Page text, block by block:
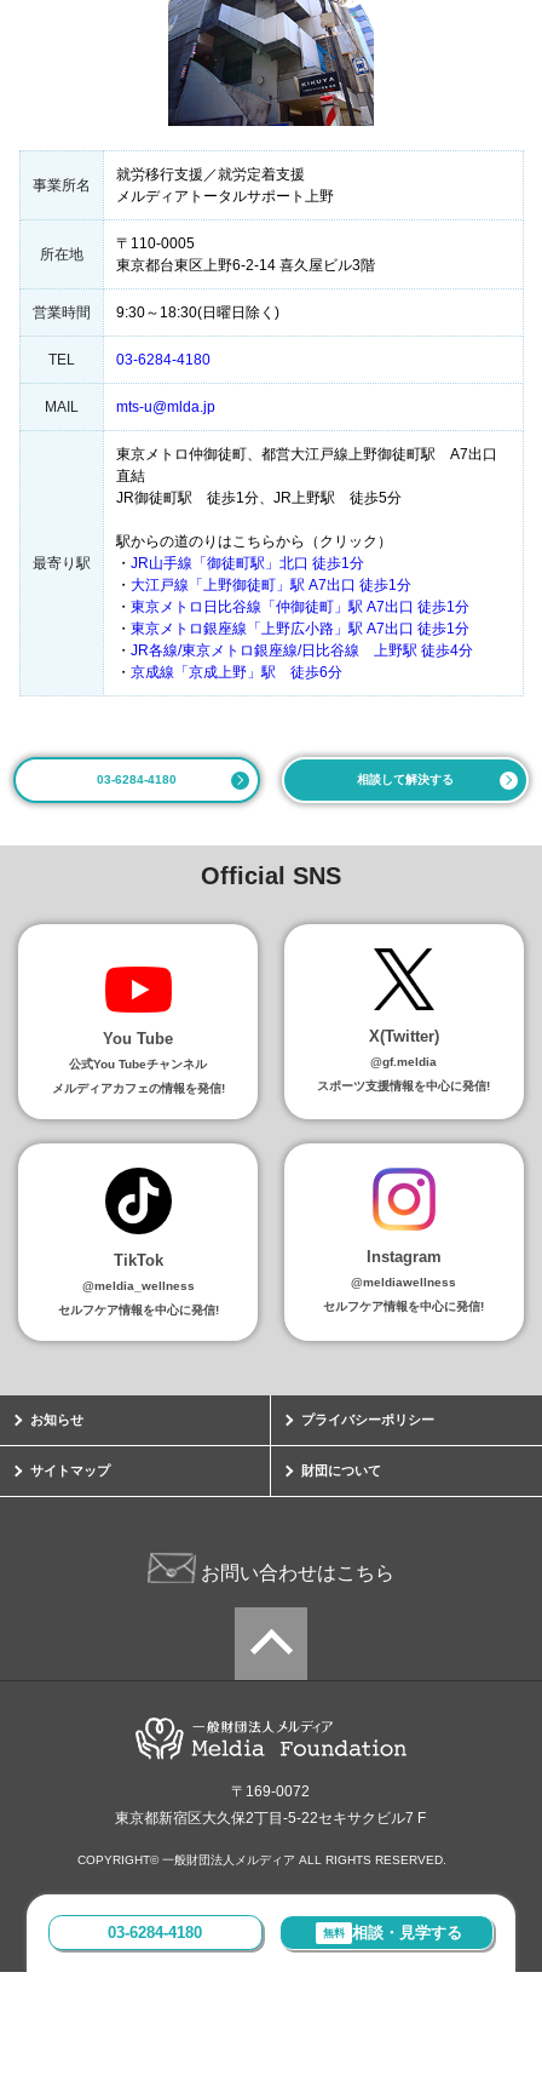
03-6284-4180 無料 相談・見学する
事業所名
就労移行支援／就労定着支援
メルディアトータルサポート上野
所在地
〒110-0005
東京都台東区上野6-2-14 喜久屋ビル3階
営業時間 9:30～18:30(日曜日除く)
TEL 03-6284-4180
MAIL mts-u@mlda.jp
最寄り駅
東京メトロ仲御徒町、都営大江戸線上野御徒町駅 A7出口
直結
JR御徒町駅 徒歩1分、JR上野駅 徒歩5分
駅からの道のりはこちらから（クリック）
・ JR山手線「御徒町駅」北口 徒歩1分
・ 大江戸線「上野御徒町」駅 A7出口 徒歩1分
・ 東京メトロ日比谷線「仲御徒町」駅 A7出口 徒歩1分
・ 東京メトロ銀座線「上野広小路」駅 A7出口 徒歩1分
・ JR各線/東京メトロ銀座線/日比谷線 上野駅 徒歩4分
・ 京成線「京成上野」駅 徒歩6分
03-6284-4180 相談して解決する
Official SNS
You Tube
公式You Tubeチャンネル
メルディアカフェの情報を発信!
X(Twitter)
@gf.meldia
スポーツ支援情報を中心に発信!
TikTok
@meldia_wellness
セルフケア情報を中心に発信!
Instagram
@meldiawellness
セルフケア情報を中心に発信!
お知らせ プライバシーポリシー
サイトマップ 財団について
お問い合わせはこちら
〒169-0072
東京都新宿区大久保2丁目-5-22セキサクビル7 F
COPYRIGHT© 一般財団法人メルディア ALL RIGHTS RESERVED.